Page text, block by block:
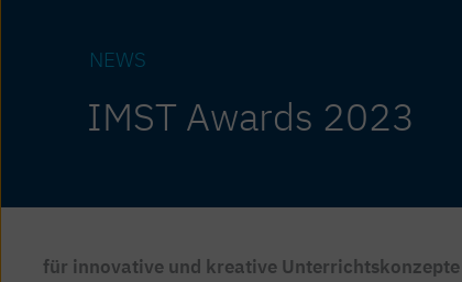
NEWS
IMST Awards 2023
für innovative und kreative Unterrichtskonzepte